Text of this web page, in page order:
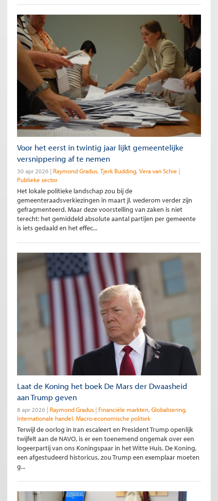
Voor het eerst in twintig jaar lijkt gemeentelijke
versnippering af te nemen
30 apr 2026 Raymond Gradus Tjerk Budding Vera van Schie
Publieke sector
Het lokale politieke landschap zou bij de
gemeenteraadsverkiezingen in maart jl. wederom verder zijn
gefragmenteerd. Maar deze voorstelling van zaken is niet
terecht: het gemiddeld absolute aantal partijen per gemeente
is iets gedaald en het effec...
Laat de Koning het boek De Mars der Dwaasheid
aan Trump geven
8 apr 2026 Raymond Gradus Financiële markten Globalisering
Internationale handel Macro-economische politiek
Terwijl de oorlog in Iran escaleert en President Trump openlijk
twijfelt aan de NAVO, is er een toenemend ongemak over een
logeerpartij van ons Koningspaar in het Witte Huis. De Koning,
een afgestudeerd historicus, zou Trump een exemplaar moeten
g...